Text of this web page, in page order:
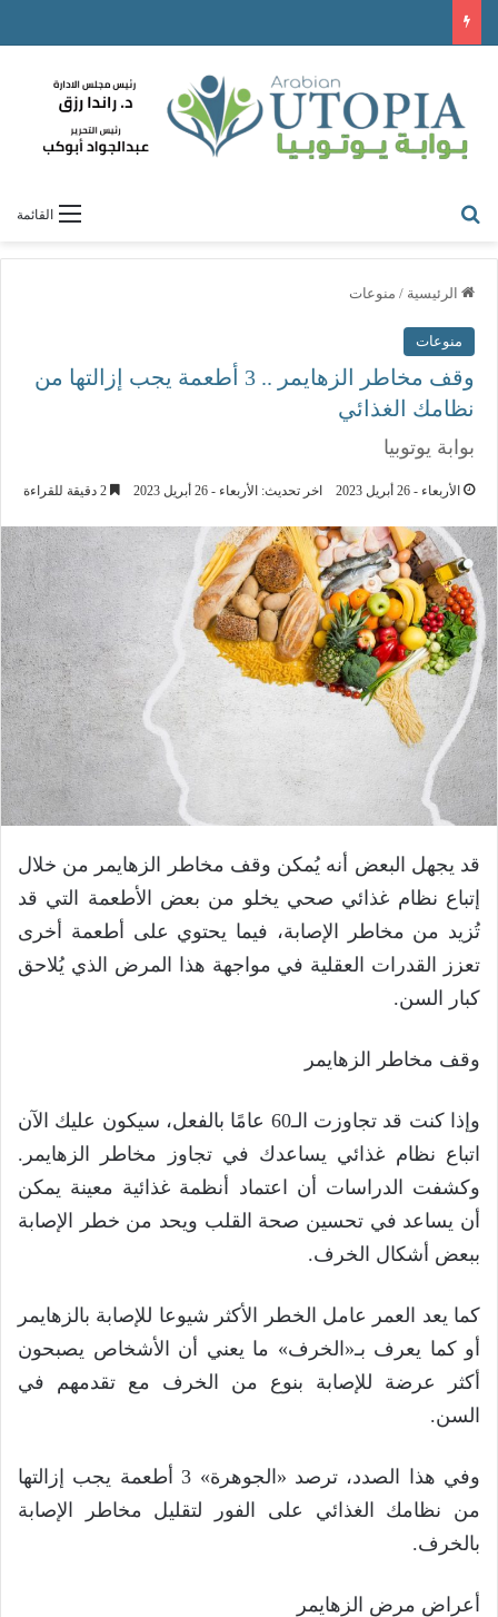
القائمة
الرئيسية / منوعات
منوعات
وقف مخاطر الزهايمر .. 3 أطعمة يجب إزالتها من
نظامك الغذائي
بوابة يوتوبيا
الأربعاء - 26 أبريل 2023 اخر تحديث: الأربعاء - 26 أبريل 2023
قد يجهل البعض أنه يُمكن وقف مخاطر الزهايمر من خلال
إتباع نظام غذائي صحي يخلو من بعض الأطعمة التي قد
تُزيد من مخاطر الإصابة، فيما يحتوي على أطعمة أخرى
تعزز القدرات العقلية في مواجهة هذا المرض الذي يُلاحق
كبار السن.
وقف مخاطر الزهايمر
وإذا كنت قد تجاوزت الـ60 عامًا بالفعل، سيكون عليك الآن
اتباع نظام غذائي يساعدك في تجاوز مخاطر الزهايمر.
وكشفت الدراسات أن اعتماد أنظمة غذائية معينة يمكن
أن يساعد في تحسين صحة القلب ويحد من خطر الإصابة
ببعض أشكال الخرف.
كما يعد العمر عامل الخطر الأكثر شيوعا للإصابة بالزهايمر
أو كما يعرف بـ«الخرف» ما يعني أن الأشخاص يصبحون
أكثر عرضة للإصابة بنوع من الخرف مع تقدمهم في
السن.
وفي هذا الصدد، ترصد «الجوهرة» 3 أطعمة يجب إزالتها
من نظامك الغذائي على الفور لتقليل مخاطر الإصابة
بالخرف.
أعراض مرض الزهايمر